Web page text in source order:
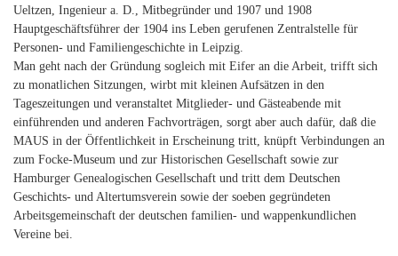
Ueltzen, Ingenieur a. D., Mitbegründer und 1907 und 1908
Hauptgeschäftsführer der 1904 ins Leben gerufenen Zentralstelle für
Personen- und Familiengeschichte in Leipzig.
Man geht nach der Gründung sogleich mit Eifer an die Arbeit, trifft sich
zu monatlichen Sitzungen, wirbt mit kleinen Aufsätzen in den
Tageszeitungen und veranstaltet Mitglieder- und Gästeabende mit
einführenden und anderen Fachvorträgen, sorgt aber auch dafür, daß die
MAUS in der Öffentlichkeit in Erscheinung tritt, knüpft Verbindungen an
zum Focke-Museum und zur Historischen Gesellschaft sowie zur
Hamburger Genealogischen Gesellschaft und tritt dem Deutschen
Geschichts- und Altertumsverein sowie der soeben gegründeten
Arbeitsgemeinschaft der deutschen familien- und wappenkundlichen
Vereine bei.